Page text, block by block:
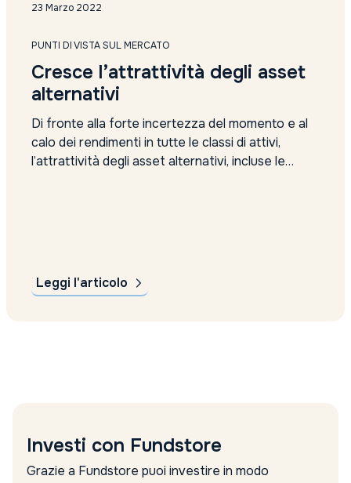
23 Marzo 2022
PUNTI DI VISTA SUL MERCATO
Cresce l’attrattività degli asset
alternativi
Di fronte alla forte incertezza del momento e al
calo dei rendimenti in tutte le classi di attivi,
l’attrattività degli asset alternativi, incluse le
Leggi l'articolo
Investi con Fundstore
Grazie a Fundstore puoi investire in modo